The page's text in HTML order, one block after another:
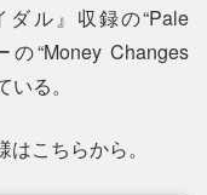
ル』収録の“Pale
“Money Changes
る。
こちらから。